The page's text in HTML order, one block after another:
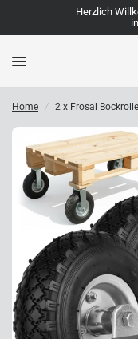
Herzlich
Home / 2 x Frosal